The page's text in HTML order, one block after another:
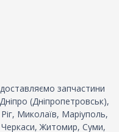
запчастини
(Дніпропетровськ),
Миколаїв, Маріуполь,
Черкаси, Житомир, Суми,